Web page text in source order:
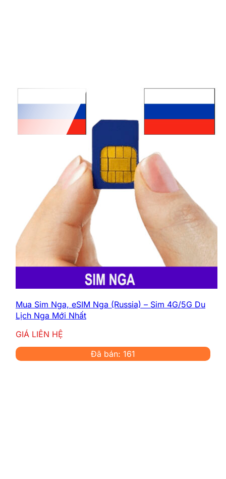
Mua Sim Nga, eSIM Nga (Russia) – Sim 4G/5G Du
Lịch Nga Mới Nhất
GIÁ LIÊN HỆ
Đã bán: 161